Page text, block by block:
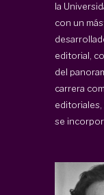
la
con un
editorial,
del
carrera
editoriales,
se